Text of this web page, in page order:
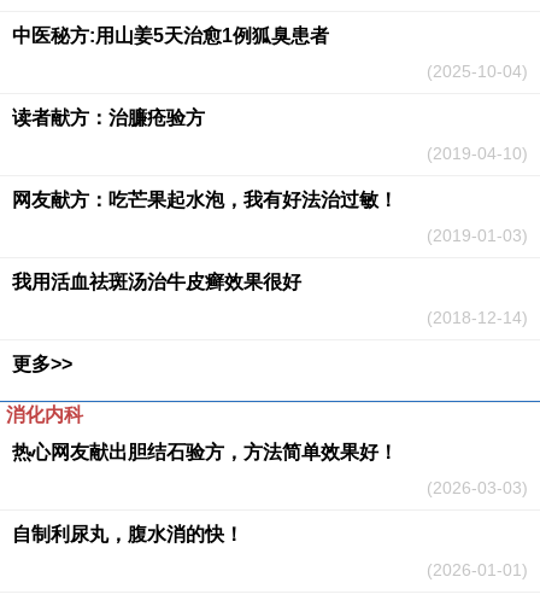
​中医秘方:用山姜5天治愈1例狐臭患者
(2025-10-04)
读者献方：治臁疮验方
(2019-04-10)
网友献方：吃芒果起水泡，我有好法治过敏！
(2019-01-03)
我用活血祛斑汤治牛皮癣效果很好
(2018-12-14)
更多>>
消化内科
热心网友献出胆结石验方，方法简单效果好！
(2026-03-03)
自制利尿丸，腹水消的快！
(2026-01-01)